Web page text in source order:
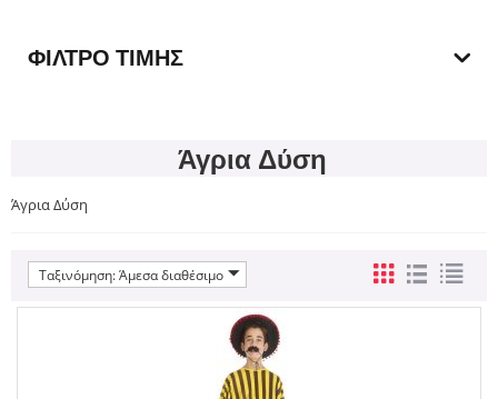
ΦΊΛΤΡΟ ΤΙΜΉΣ
Άγρια Δύση
Άγρια Δύση
Ταξινόμηση: Άμεσα διαθέσιμο